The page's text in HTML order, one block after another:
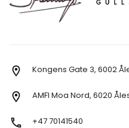
Kongens Gate 3, 6002
AMFI Moa Nord, 6020
+47 70141540